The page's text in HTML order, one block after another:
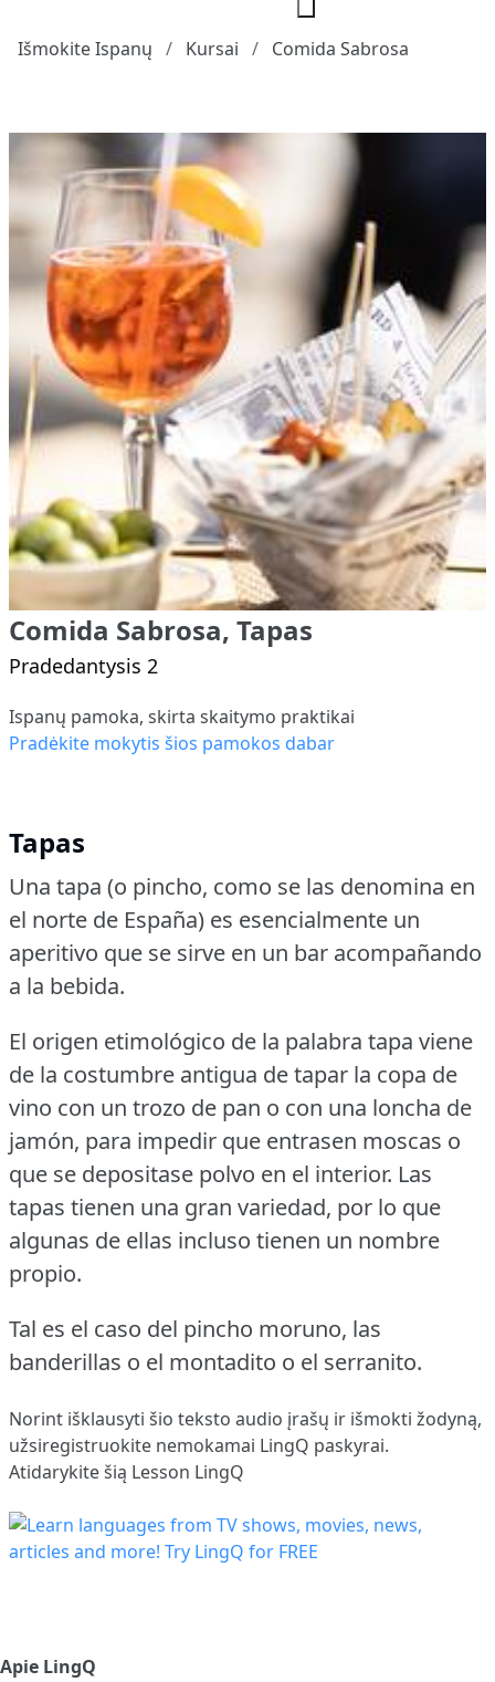
Išmokite Ispanų Kursai Comida Sabrosa
Comida Sabrosa, Tapas
Pradedantysis 2
Ispanų pamoka, skirta skaitymo praktikai
Pradėkite mokytis šios pamokos dabar
Tapas
Una tapa (o pincho, como se las denomina en
el norte de España) es esencialmente un
aperitivo que se sirve en un bar acompañando
a la bebida.
El origen etimológico de la palabra tapa viene
de la costumbre antigua de tapar la copa de
vino con un trozo de pan o con una loncha de
jamón, para impedir que entrasen moscas o
que se depositase polvo en el interior. Las
tapas tienen una gran variedad, por lo que
algunas de ellas incluso tienen un nombre
propio.
Tal es el caso del pincho moruno, las
banderillas o el montadito o el serranito.
Norint išklausyti šio teksto audio įrašų ir išmokti žodyną,
užsiregistruokite nemokamai LingQ paskyrai.
Atidarykite šią Lesson LingQ
Apie LingQ